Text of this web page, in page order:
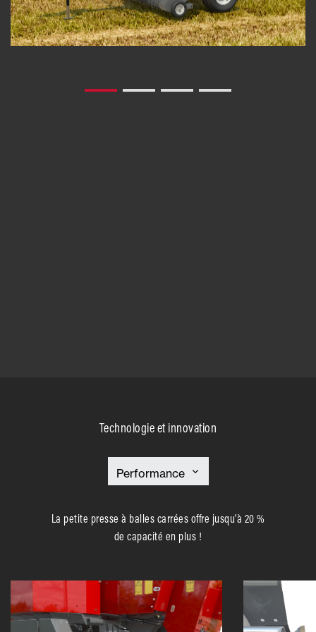
Technologie et innovation
La petite presse à balles carrées offre jusqu'à 20 %
de capacité en plus !